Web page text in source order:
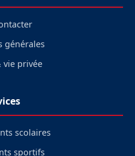
générales
vie privée
scolaires
sportifs